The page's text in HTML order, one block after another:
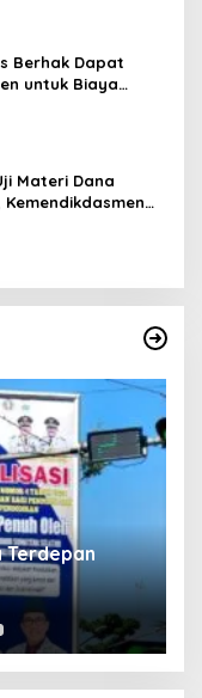
Berhak Dapat
untuk Biaya
Materi Dana
Kemendikdasmen
Terdepan